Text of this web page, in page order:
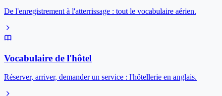
De l'enregistrement à l'atterrissage : tout le vocabulaire aérien.
Vocabulaire de l'hôtel
Réserver, arriver, demander un service : l'hôtellerie en anglais.